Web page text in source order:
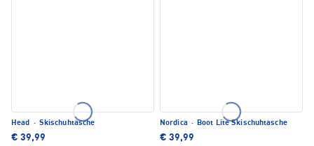
Head · Skischuhtasche
€ 39,99
Nordica · Boot Lite Skischuhtasche
€ 39,99